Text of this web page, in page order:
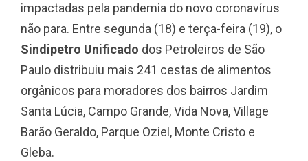
impactadas pela pandemia do novo coronavírus
não para. Entre segunda (18) e terça-feira (19), o
Sindipetro Unificado dos Petroleiros de São
Paulo distribuiu mais 241 cestas de alimentos
orgânicos para moradores dos bairros Jardim
Santa Lúcia, Campo Grande, Vida Nova, Village
Barão Geraldo, Parque Oziel, Monte Cristo e
Gleba.